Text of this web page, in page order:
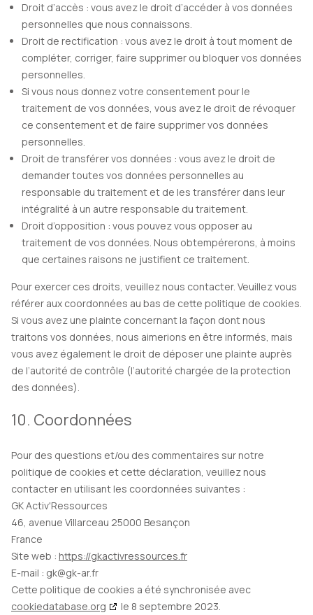
Droit d’accès : vous avez le droit d’accéder à vos données
personnelles que nous connaissons.
Droit de rectification : vous avez le droit à tout moment de
compléter, corriger, faire supprimer ou bloquer vos données
personnelles.
Si vous nous donnez votre consentement pour le
traitement de vos données, vous avez le droit de révoquer
ce consentement et de faire supprimer vos données
personnelles.
Droit de transférer vos données : vous avez le droit de
demander toutes vos données personnelles au
responsable du traitement et de les transférer dans leur
intégralité à un autre responsable du traitement.
Droit d’opposition : vous pouvez vous opposer au
traitement de vos données. Nous obtempérerons, à moins
que certaines raisons ne justifient ce traitement.
Pour exercer ces droits, veuillez nous contacter. Veuillez vous
référer aux coordonnées au bas de cette politique de cookies.
Si vous avez une plainte concernant la façon dont nous
traitons vos données, nous aimerions en être informés, mais
vous avez également le droit de déposer une plainte auprès
de l’autorité de contrôle (l’autorité chargée de la protection
des données).
10. Coordonnées
Pour des questions et/ou des commentaires sur notre
politique de cookies et cette déclaration, veuillez nous
contacter en utilisant les coordonnées suivantes :
GK Activ'Ressources
46, avenue Villarceau 25000 Besançon
France
Site web : https://gkactivressources.fr
E-mail : gk@gk-ar.fr
Cette politique de cookies a été synchronisée avec
cookiedatabase.org
le 8 septembre 2023.